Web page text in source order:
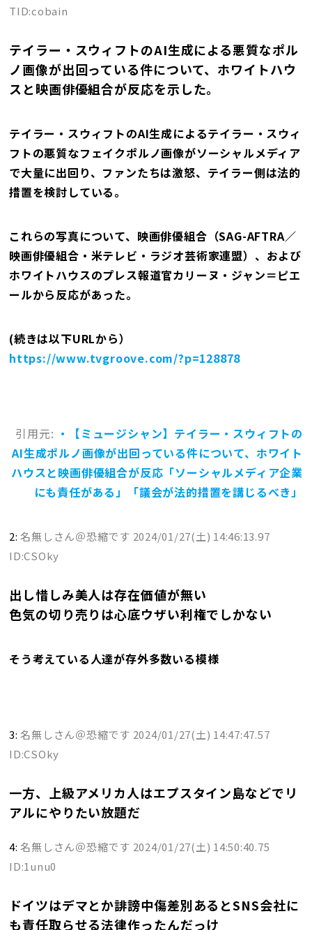
TID:cobain
テイラー・スウィフトのAI生成による悪質なポル
ノ画像が出回っている件について、ホワイトハウ
スと映画俳優組合が反応を示した。
テイラー・スウィフトのAI生成によるテイラー・スウィ
フトの悪質なフェイクポルノ画像がソーシャルメディア
で大量に出回り、ファンたちは激怒、テイラー側は法的
措置を検討している。
これらの写真について、映画俳優組合（SAG-AFTRA／
映画俳優組合・米テレビ・ラジオ芸術家連盟）、および
ホワイトハウスのプレス報道官カリーヌ・ジャン＝ピエ
ールから反応があった。
(続きは以下URLから）
https://www.tvgroove.com/?p=128878
引用元: ・【ミュージシャン】テイラー・スウィフトの
AI生成ポルノ画像が出回っている件について、ホワイト
ハウスと映画俳優組合が反応「ソーシャルメディア企業
にも責任がある」「議会が法的措置を講じるべき」
2:名無しさん＠恐縮です 2024/01/27(土) 14:46:13.97
ID:CSOky
出し惜しみ美人は存在価値が無い
色気の切り売りは心底ウザい利権でしかない
そう考えている人達が存外多数いる模様
3:名無しさん＠恐縮です 2024/01/27(土) 14:47:47.57
ID:CSOky
一方、上級アメリカ人はエプスタイン島などでリ
アルにやりたい放題だ
4:名無しさん＠恐縮です 2024/01/27(土) 14:50:40.75
ID:1unu0
ドイツはデマとか誹謗中傷差別あるとSNS会社に
も責任取らせる法律作ったんだっけ